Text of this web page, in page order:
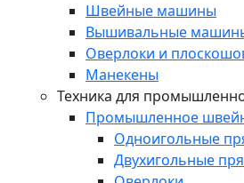
Швейные машины
Вышивальные
Оверлоки и
Манекены
Техника для
Промышленное
Одноигольные
Двухигольные